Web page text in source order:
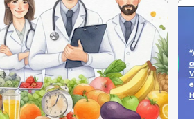
+3